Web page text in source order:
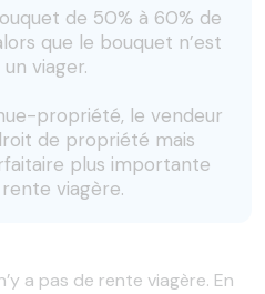
de 50% à 60% de
que le bouquet n’est
viager.
propriété, le vendeur
de propriété mais
plus importante
viagère.
a pas de rente viagère. En